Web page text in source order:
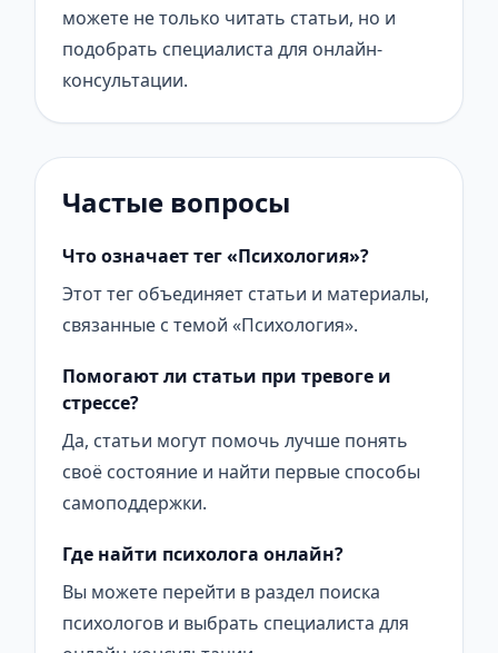
можете не только читать статьи, но и
подобрать специалиста для онлайн-
консультации.
Частые вопросы
Что означает тег «Психология»?
Этот тег объединяет статьи и материалы,
связанные с темой «Психология».
Помогают ли статьи при тревоге и
стрессе?
Да, статьи могут помочь лучше понять
своё состояние и найти первые способы
самоподдержки.
Где найти психолога онлайн?
Вы можете перейти в раздел поиска
психологов и выбрать специалиста для